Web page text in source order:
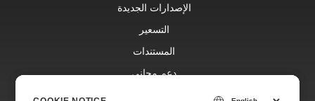
الإصدارات الجديدة
التسعير
المستندات
دعم مجاني